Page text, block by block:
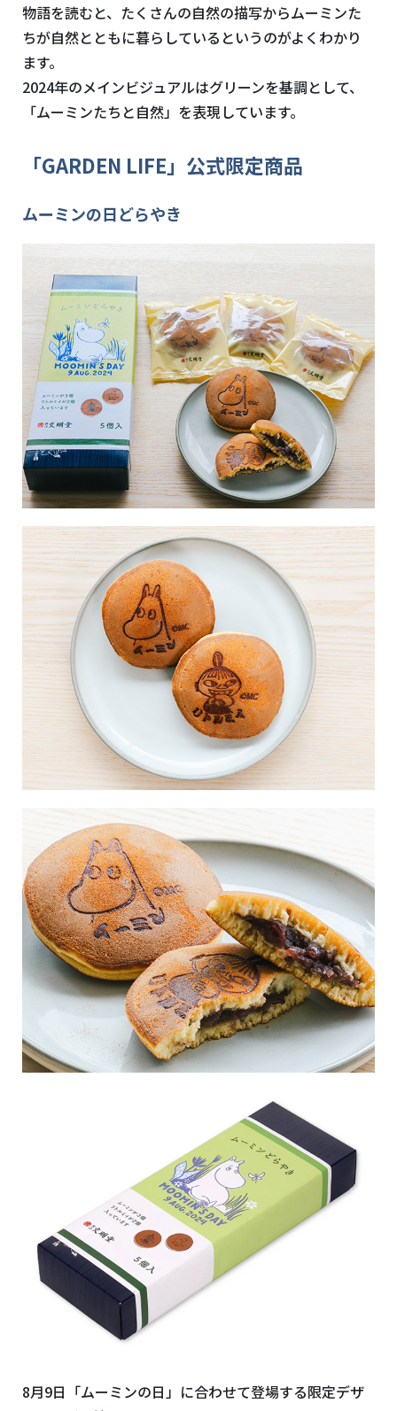
物語を読むと、たくさんの自然の描写からムーミンた
ちが自然とともに暮らしているというのがよくわかり
ます。
2024年のメインビジュアルはグリーンを基調として、
「ムーミンたちと自然」を表現しています。
「GARDEN LIFE」公式限定商品
ムーミンの日どらやき
8月9日「ムーミンの日」に合わせて登場する限定デザ